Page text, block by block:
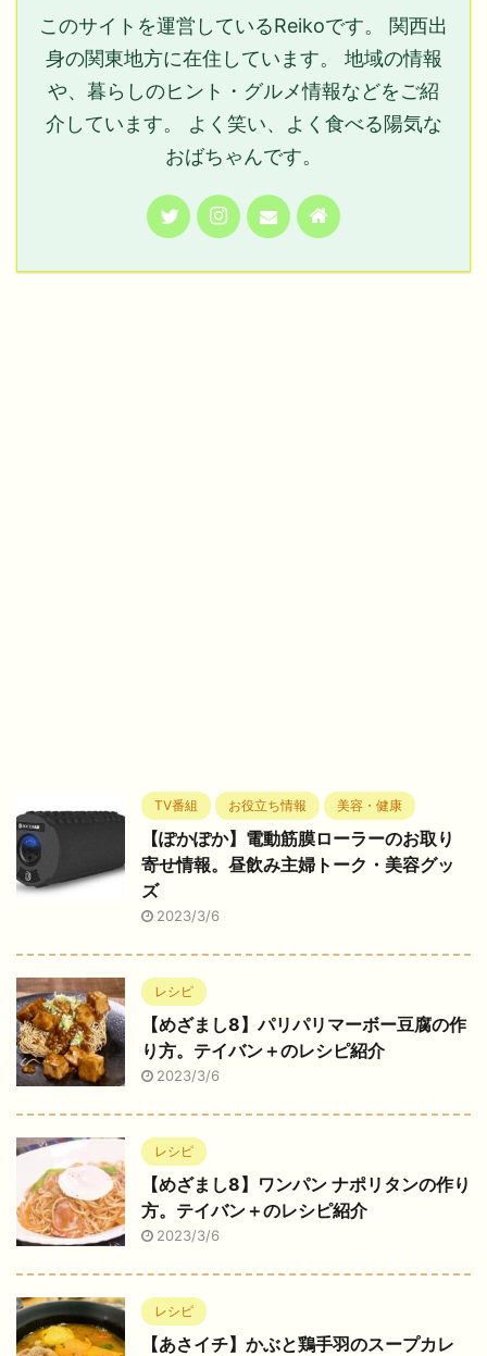
このサイトを運営しているReikoです。 関西出
身の関東地方に在住しています。 地域の情報
や、暮らしのヒント・グルメ情報などをご紹
介しています。 よく笑い、よく食べる陽気な
おばちゃんです。
TV番組 お役立ち情報 美容・健康
【ぽかぽか】電動筋膜ローラーのお取り
寄せ情報。昼飲み主婦トーク・美容グッ
ズ
2023/3/6
レシピ
【めざまし8】パリパリマーボー豆腐の作
り方。テイバン＋のレシピ紹介
2023/3/6
レシピ
【めざまし8】ワンパン ナポリタンの作り
方。テイバン＋のレシピ紹介
2023/3/6
レシピ
【あさイチ】かぶと鶏手羽のスープカレ